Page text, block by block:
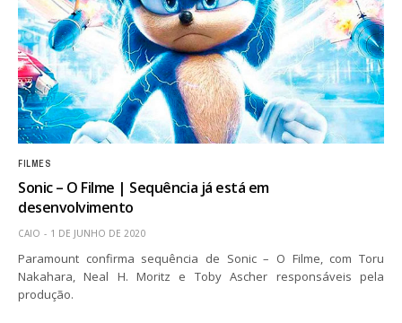
FILMES
Sonic – O Filme | Sequência já está em
desenvolvimento
CAIO 1 DE JUNHO DE 2020
Paramount confirma sequência de Sonic – O Filme, com Toru
Nakahara, Neal H. Moritz e Toby Ascher responsáveis pela
produção.